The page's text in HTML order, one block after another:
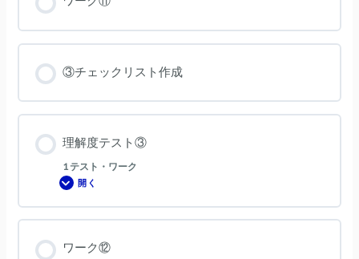
③チェックリスト作成
理解度テスト③
1 テスト・ワーク
開く
理
度
テ
③
ワーク⑫